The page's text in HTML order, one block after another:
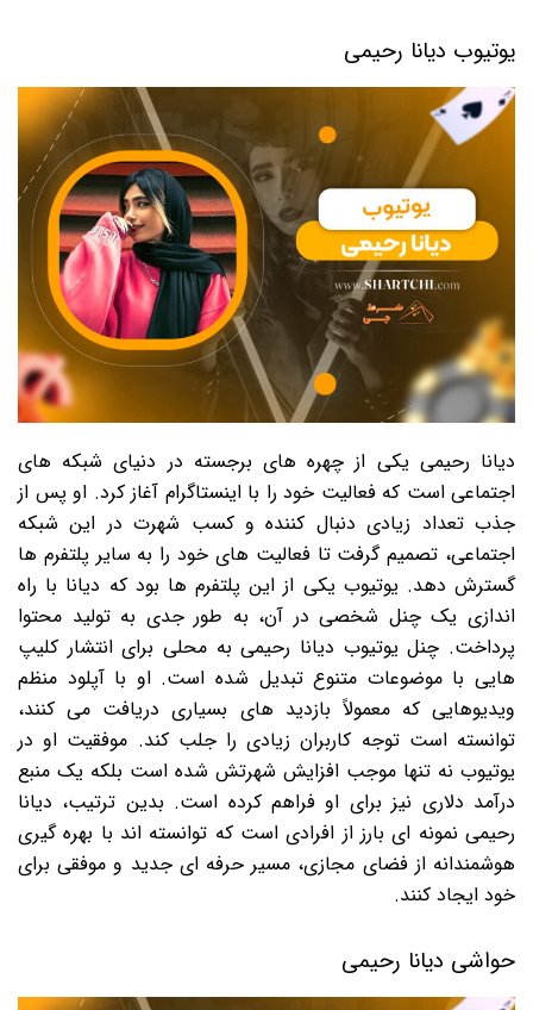
یوتیوب دیانا رحیمی
دیانا رحیمی یکی از چهره های برجسته در دنیای شبکه های
اجتماعی است که فعالیت خود را با اینستاگرام آغاز کرد. او پس از
جذب تعداد زیادی دنبال کننده و کسب شهرت در این شبکه
اجتماعی، تصمیم گرفت تا فعالیت های خود را به سایر پلتفرم ها
گسترش دهد. یوتیوب یکی از این پلتفرم ها بود که دیانا با راه
اندازی یک چنل شخصی در آن، به طور جدی به تولید محتوا
پرداخت. چنل یوتیوب دیانا رحیمی به محلی برای انتشار کلیپ
هایی با موضوعات متنوع تبدیل شده است. او با آپلود منظم
ویدیوهایی که معمولاً بازدید های بسیاری دریافت می کنند،
توانسته است توجه کاربران زیادی را جلب کند. موفقیت او در
یوتیوب نه تنها موجب افزایش شهرتش شده است بلکه یک منبع
درآمد دلاری نیز برای او فراهم کرده است. بدین ترتیب، دیانا
رحیمی نمونه ای بارز از افرادی است که توانسته اند با بهره گیری
هوشمندانه از فضای مجازی، مسیر حرفه ای جدید و موفقی برای
خود ایجاد کنند.
حواشی دیانا رحیمی